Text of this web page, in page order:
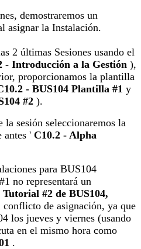
demostraremos un
asignar la Instalación.
2 últimas Sesiones usando el
- Introducción a la Gestión ),
proporcionamos la plantilla
- BUS104 Plantilla #1 y
#2 ).
la sesión seleccionaremos la
antes ' C10.2 - Alpha
para BUS104
no representará un
Tutorial #2 de BUS104,
conflicto de asignación, ya que
los jueves y viernes (usando
en el mismo hora como
.